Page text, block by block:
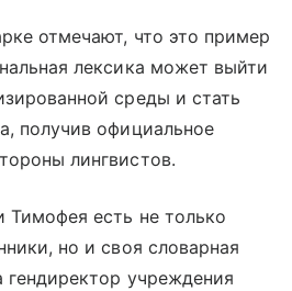
отмечают, что это пример
лексика может выйти
среды и стать
получив официальное
лингвистов.
Тимофея есть не только
но и своя словарная
учреждения